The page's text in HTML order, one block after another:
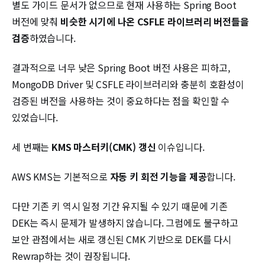
별도 가이드 문서가 없으므로 현재 사용하는 Spring Boot
버전에 맞춰 비슷한 시기에 나온 CSFLE 라이브러리 버전들을
검증하였습니다.
결과적으로 너무 낮은 Spring Boot 버전 사용은 피하고,
MongoDB Driver 및 CSFLE 라이브러리와 충분히 호환성이
검증된 버전을 사용하는 것이 중요하다는 점을 확인할 수
있었습니다.
세 번째는 KMS 마스터키(CMK) 갱신 이슈입니다.
AWS KMS는 기본적으로 자동 키 회전 기능을 제공합니다.
다만 기존 키 역시 일정 기간 유지될 수 있기 때문에 기존
DEK는 즉시 문제가 발생하지 않습니다. 그럼에도 불구하고
보안 관점에서는 새로 갱신된 CMK 기반으로 DEK를 다시
Rewrap하는 것이 권장됩니다.